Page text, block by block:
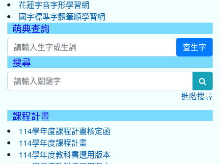
花蓮字音字形學習網
國字標準字體筆順學習網
萌典查詢
查生字
搜尋
進階搜尋
課程計畫
114學年度課程計畫核定函
114學年度課程計畫
114學年度教科書選用版本